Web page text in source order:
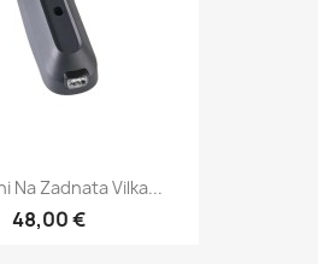
Na Zadnata Vilka...
48,00 €